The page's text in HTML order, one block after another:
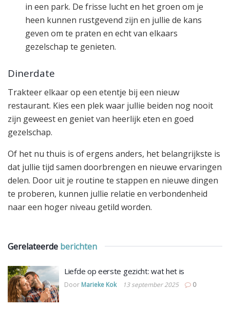
in een park. De frisse lucht en het groen om je
heen kunnen rustgevend zijn en jullie de kans
geven om te praten en echt van elkaars
gezelschap te genieten.
Dinerdate
Trakteer elkaar op een etentje bij een nieuw
restaurant. Kies een plek waar jullie beiden nog nooit
zijn geweest en geniet van heerlijk eten en goed
gezelschap.
Of het nu thuis is of ergens anders, het belangrijkste is
dat jullie tijd samen doorbrengen en nieuwe ervaringen
delen. Door uit je routine te stappen en nieuwe dingen
te proberen, kunnen jullie relatie en verbondenheid
naar een hoger niveau getild worden.
Gerelateerde berichten
Liefde op eerste gezicht: wat het is
Door Marieke Kok 13 september 2025 0